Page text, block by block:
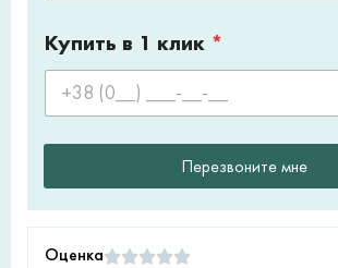
Купить в 1 клик *
Перезвоните мне
Оценка